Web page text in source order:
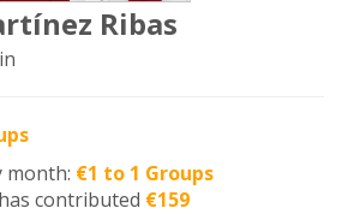
Ribas
month: €1 to 1 Groups
has contributed €159